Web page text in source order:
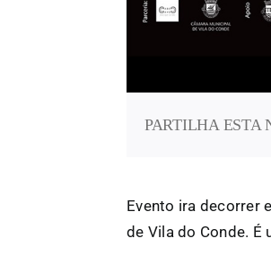
PARTILHA ESTA
Evento ira decorrer
de Vila do Conde. É